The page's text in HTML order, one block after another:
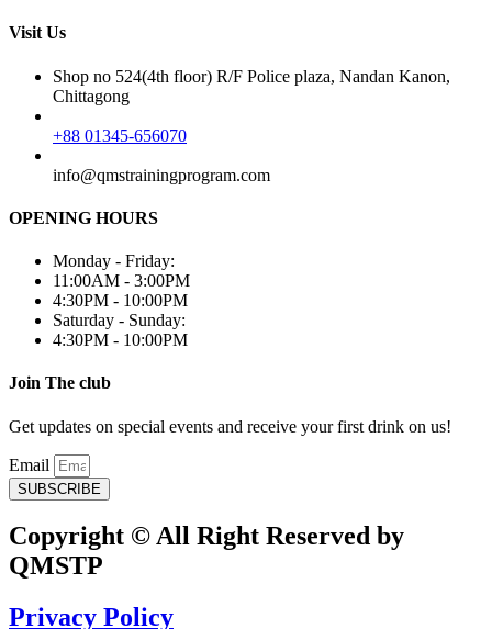
Visit Us
Shop no 524(4th floor) R/F Police plaza, Nandan Kanon,
Chittagong
+88 01345-656070
info@qmstrainingprogram.com
OPENING HOURS
Monday - Friday:
11:00AM - 3:00PM
4:30PM - 10:00PM
Saturday - Sunday:
4:30PM - 10:00PM
Join The club
Get updates on special events and receive your first drink on us!
Email
SUBSCRIBE
Copyright © All Right Reserved by
QMSTP
Privacy Policy